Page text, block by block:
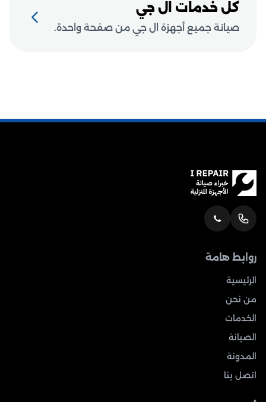
كل خدمات ال جي
صيانة جميع أجهزة ال جي من صفحة واحدة.
روابط هامة
الرئيسية
من نحن
الخدمات
الصيانة
المدونة
اتصل بنا